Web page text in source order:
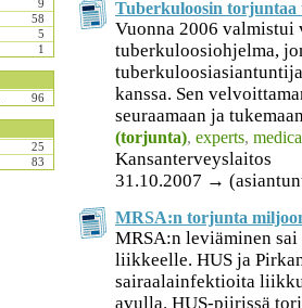
9
58
5
1
96
25
83
Tuberkuloosin torjuntaa
Vuonna 2006
tuberkuloosiohjelma,
kanssa. Sen
seuraamaan ja
(torjunta), experts,
Kansanterveyslaitos
31.10.2007 →
MRSA:n torjunta
MRSA:n leviäminen
liikkeelle. HUS ja
sairaalainfektioita
avulla. HUS-piirissä